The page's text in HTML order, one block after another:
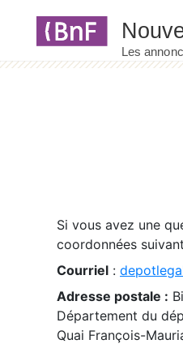
Si vous avez une
coordonnées
Courriel :
Adresse postale :
Département du
Quai François-